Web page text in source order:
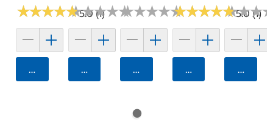
★★★★★
★★★★★5.0 (1)
Agregar
★★★★★
★★★★★
Agregar
★★★★★
★★★★★
Agregar
★★★★★
★★★★★5.0 (1)
Agregar
★★★
★★★